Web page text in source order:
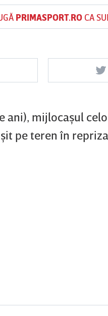
PRIMASPORT.ROCA
ani), mijlocaşul
pe teren în
UTA Arad
0
Vs